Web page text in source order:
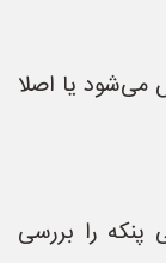
یا اصلا
را بررسی